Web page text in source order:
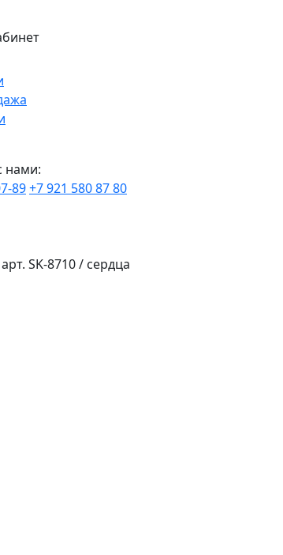
нами:
89+7 921 580 87 80
SK-8710 / сердца